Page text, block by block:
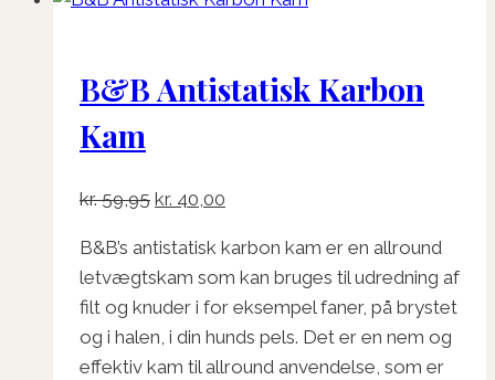
B&B Antistatisk Karbon
Kam
kr.59,95 Den
pris
var:
kr. 59,95.
kr. 40,00
pris
er:
kr. 40,00.
B&B’s antistatisk karbon kam er en allround
letvægtskam som kan bruges til udredning af
filt og knuder i for eksempel faner, på brystet
og i halen, i din hunds pels. Det er en nem og
effektiv kam til allround anvendelse, som er